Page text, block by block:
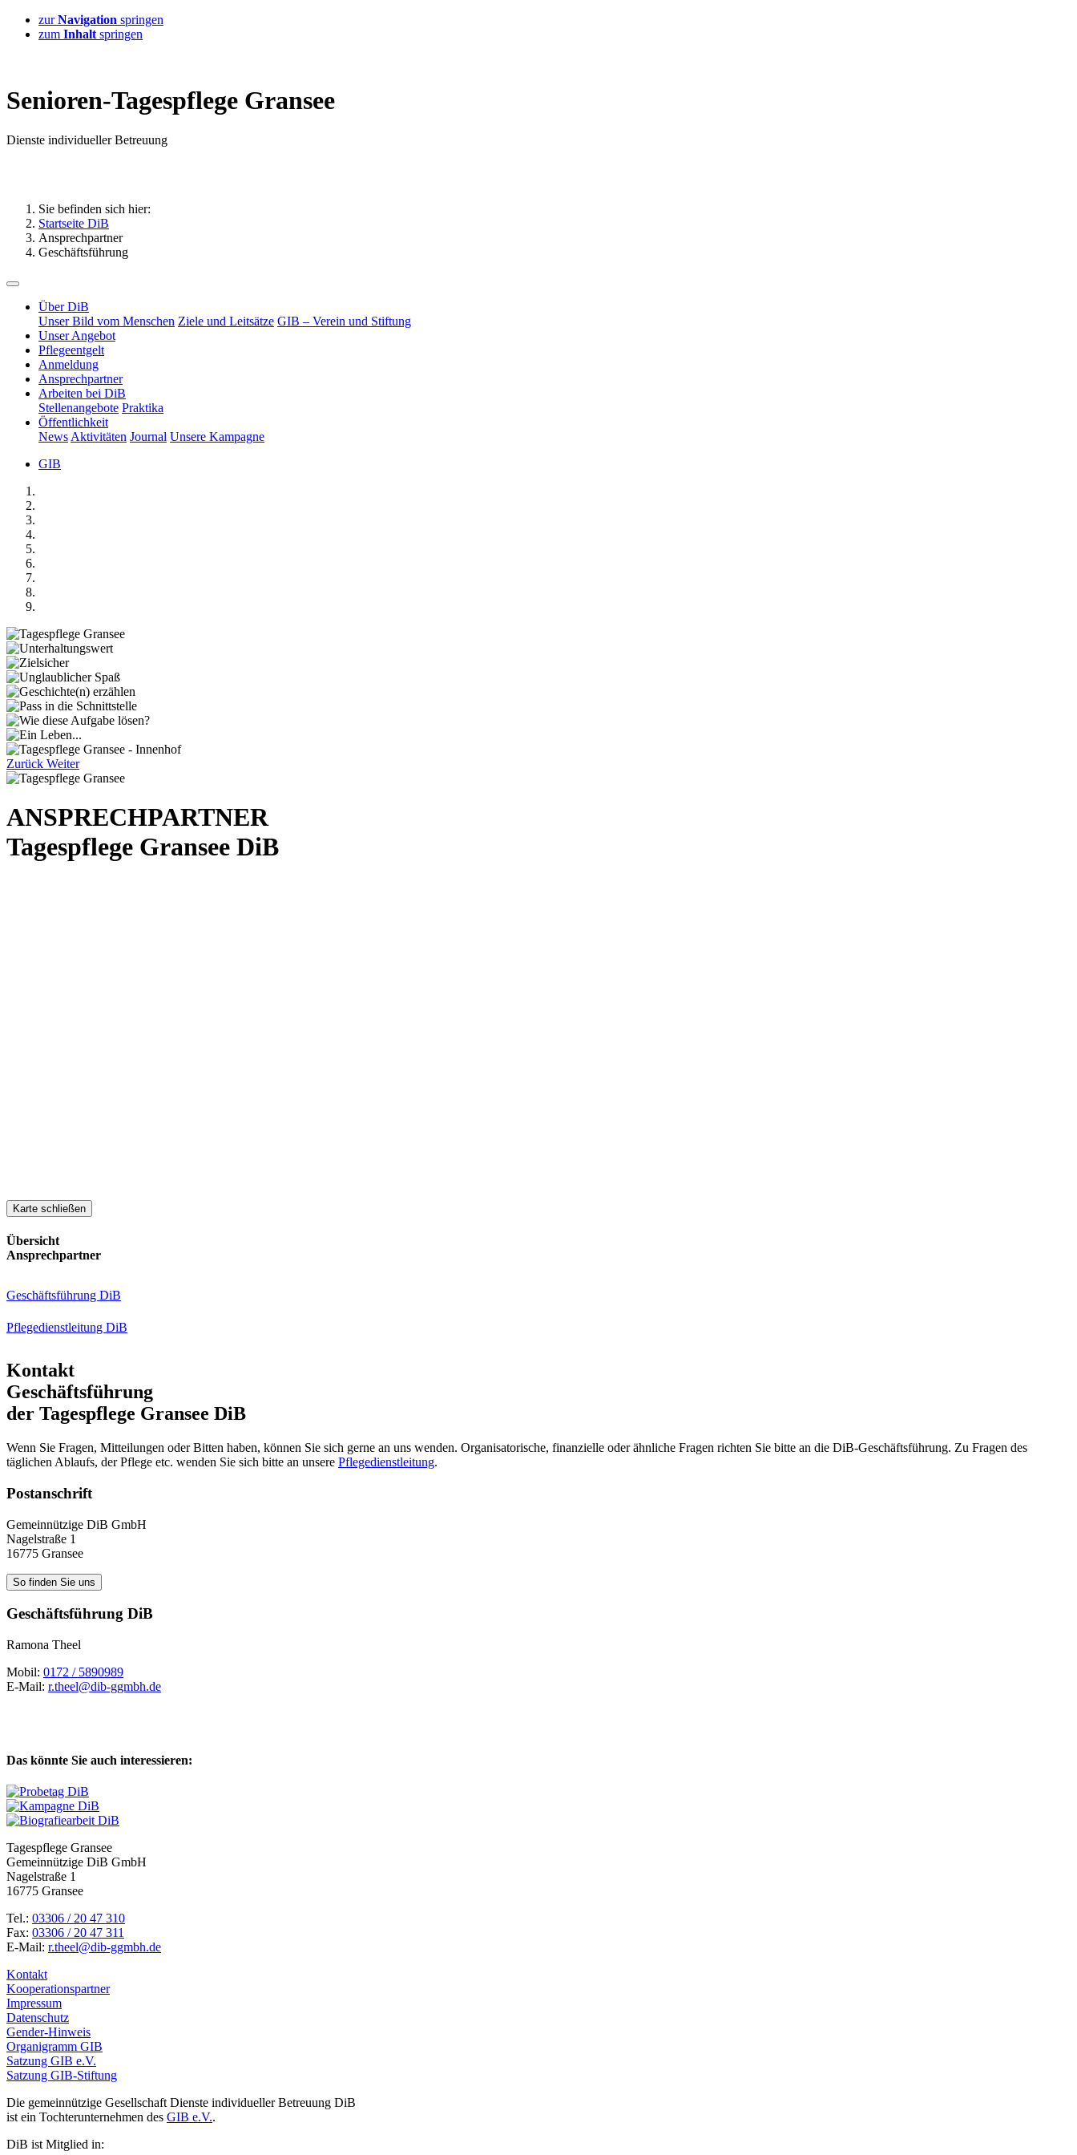
zurNavigation springen
zum Inhalt springen
Senioren-Tagespflege Gransee
Dienste individuellerBetreuung
Sie befinden sich hier:
Startseite DiB
Ansprechpartner
Geschäftsführung
Über DiB
Unser Bild vom Menschen Ziele und Leitsätze GIB – Verein und Stiftung
Unser Angebot
Pflegeentgelt
Anmeldung
Ansprechpartner
Arbeiten bei DiB
Stellenangebote Praktika
Öffentlichkeit
News Aktivitäten Journal Unsere Kampagne
GIB
Zurück Weiter
ANSPRECHPARTNER
Tagespflege Gransee DiB
Karte schließen
Übersicht
Ansprechpartner
Geschäftsführung DiB
Pflegedienstleitung DiB
Kontakt
Geschäftsführung
der Tagespflege Gransee DiB
Wenn Sie Fragen, Mitteilungen oder Bitten haben, können Sie sich gerne an uns wenden. Organisatorische, finanzielle oder ähnliche Fragen richten Sie bitte an die DiB-Geschäftsführung. Zu Fragen des
täglichen Ablaufs, der Pflege etc. wenden Sie sich bitte an unsere Pflegedienstleitung.
Postanschrift
Gemeinnützige DiB GmbH
Nagelstraße 1
16775 Gransee
So finden Sie uns
Geschäftsführung DiB
Ramona Theel
Mobil: 0172 / 5890989
E-Mail: r.theel@dib-ggmbh.de
Das könnte Sie auch interessieren:
Tagespflege Gransee
Gemeinnützige DiB GmbH
Nagelstraße 1
16775 Gransee
Tel.: 03306 / 20 47 310
Fax: 03306 / 20 47 311
E-Mail: r.theel@dib-ggmbh.de
Kontakt
Kooperationspartner
Impressum
Datenschutz
Gender-Hinweis
Organigramm GIB
Satzung GIB e.V.
Satzung GIB-Stiftung
Die gemeinnützige Gesellschaft Dienste individueller Betreuung DiB
ist ein Tochterunternehmen des GIB e.V..
DiB ist Mitglied in: